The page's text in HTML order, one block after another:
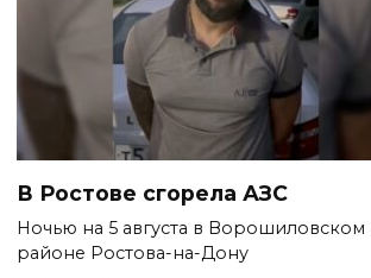
В Ростове сгорела АЗС
Ночью на 5 августа в Ворошиловском
районе Ростова-на-Дону